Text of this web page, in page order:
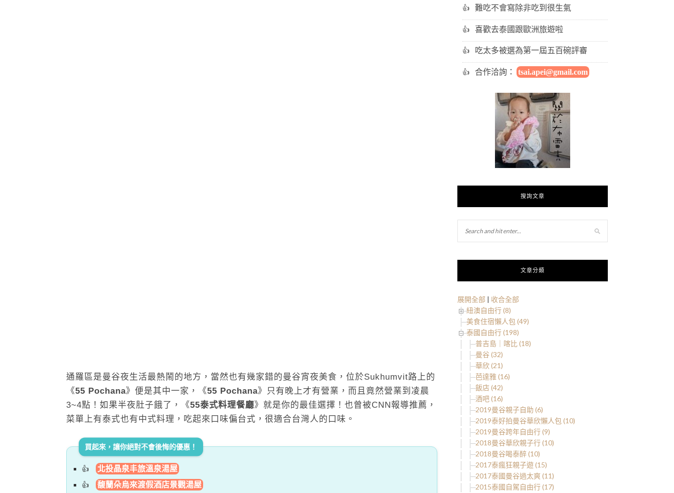
通羅區是曼谷夜生活最熱鬧的地方，當然也有幾家錯的曼谷宵夜美食，位於Sukhumvit路上的
《55 Pochana》便是其中一家，《55 Pochana》只有晚上才有營業，而且竟然營業到凌晨
3~4點！如果半夜肚子餓了，《55泰式料理餐廳》就是你的最佳選擇！也曾被CNN報導推薦，
菜單上有泰式也有中式料理，吃起來口味偏台式，很適合台灣人的口味。
買起來，讓你絕對不會後悔的優惠！
北投晶泉丰旅溫泉湯屋
馥蘭朵烏來渡假酒店景觀湯屋
難吃不會寫除非吃到很生氣
喜歡去泰國跟歐洲旅遊啦
吃太多被選為第一屆五百碗評審
合作洽詢： tsai.apei@gmail.com
搜詢文章
文章分類
展開全部 | 收合全部
紐澳自由行 (8)
美食住宿懶人包 (49)
泰國自由行 (198)
普吉島｜喀比 (18)
曼谷 (32)
華欣 (21)
芭達雅 (16)
飯店 (42)
酒吧 (16)
2019曼谷親子自助 (6)
2019泰好拍曼谷華欣懶人包 (10)
2019曼谷跨年自由行 (9)
2018曼谷華欣親子行 (10)
2018曼谷喝泰醉 (10)
2017泰瘋狂親子遊 (15)
2017泰國曼谷過太爽 (11)
2015泰國自駕自由行 (17)